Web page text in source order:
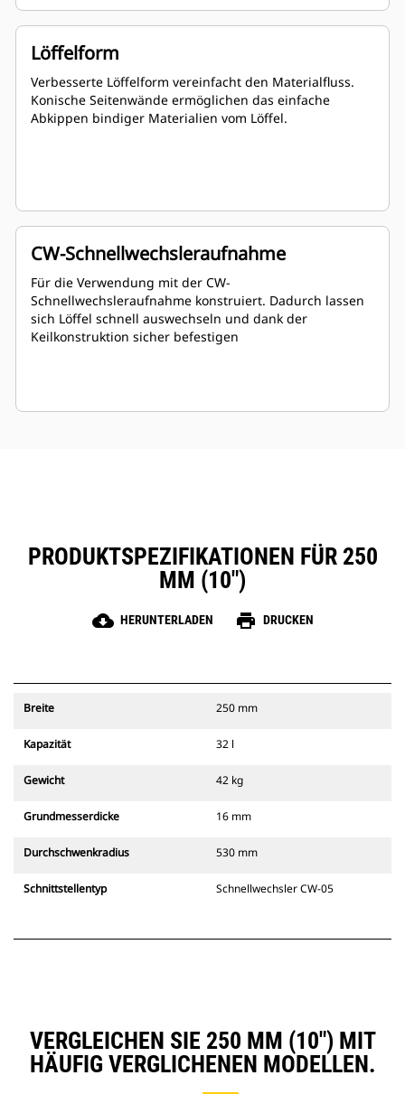
Löffelform
Verbesserte Löffelform vereinfacht den Materialfluss.
Konische Seitenwände ermöglichen das einfache
Abkippen bindiger Materialien vom Löffel.
CW-Schnellwechsleraufnahme
Für die Verwendung mit der CW-
Schnellwechsleraufnahme konstruiert. Dadurch lassen
sich Löffel schnell auswechseln und dank der
Keilkonstruktion sicher befestigen
PRODUKTSPEZIFIKATIONEN FÜR 250
MM (10″)
cloud_download HERUNTERLADEN print DRUCKEN
Breite 250 mm
Kapazität 32 l
Gewicht 42 kg
Grundmesserdicke 16 mm
Durchschwenkradius 530 mm
Schnittstellentyp Schnellwechsler CW-05
VERGLEICHEN SIE 250 MM (10″) MIT
HÄUFIG VERGLICHENEN MODELLEN.